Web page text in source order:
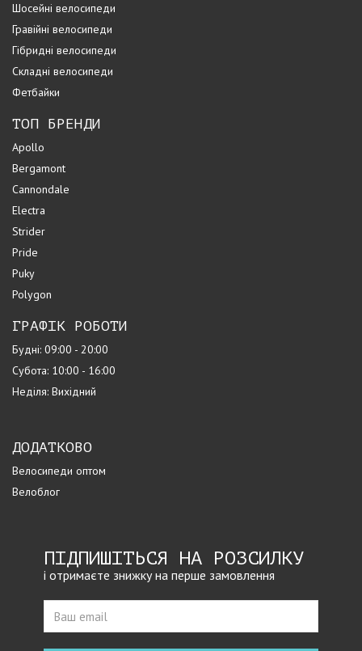
Шосейні велосипеди
Гравійні велосипеди
Гібридні велосипеди
Складні велосипеди
Фетбайки
ТОП БРЕНДИ
Apollo
Bergamont
Cannondale
Electra
Strider
Pride
Puky
Polygon
ГРАФІК РОБОТИ
Будні: 09:00 - 20:00
Субота: 10:00 - 16:00
Неділя: Вихідний
ДОДАТКОВО
Велосипеди оптом
Велоблог
ПІДПИШІТЬСЯ НА РОЗСИЛКУ
і отримаєте знижку на перше замовлення